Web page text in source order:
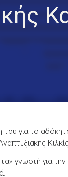
του για το
γνωστή για την